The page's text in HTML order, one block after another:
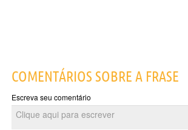
COMENTÁRIOS SOBRE A FRASE
Escreva seu comentário